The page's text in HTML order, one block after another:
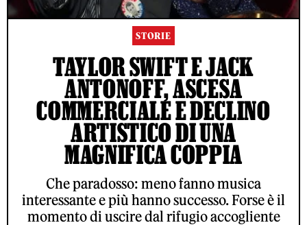
STORIE
TAYLOR SWIFT E JACK
ANTONOFF, ASCESA
COMMERCIALE E DECLINO
ARTISTICO DI UNA
MAGNIFICA COPPIA
Che paradosso: meno fanno musica
interessante e più hanno successo. Forse è il
momento di uscire dal rifugio accogliente